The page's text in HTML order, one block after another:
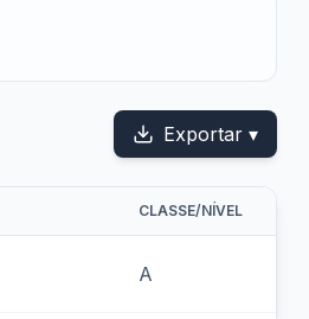
Exportar ▾
CLASSE/NÍVEL
A